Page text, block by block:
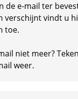
de e-mail ter
verschijnt vindt u
toe.
niet meer?
weer.